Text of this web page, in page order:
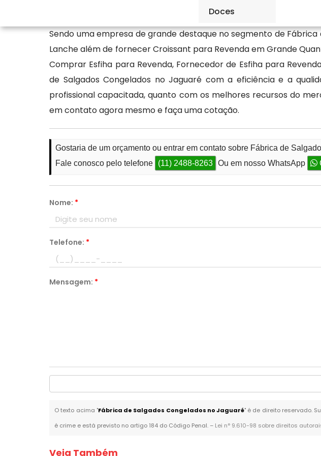
Doces
Sendo uma empresa de grande destaque no segmento de
Lanche além de fornecer Croissant para Revenda em Grande
Comprar Esfiha para Revenda, Fornecedor de Esfiha para
de Salgados Congelados no Jaguaré com a eficiência e a
profissional capacitada, quanto com os melhores recursos do
em contato agora mesmo e faça uma cotação.
Gostaria de um orçamento ou entrar em contato sobre Fábrica de
Fale conosco pelo telefone
(11) 2488-8263 Ou em nosso WhatsApp
Nome: *
Telefone: *
Mensagem: *
O texto acima "Fábrica de Salgados Congelados no Jaguaré" é de direito reservado.
é crime e está previsto no artigo 184 do Código Penal. – Lei n° 9.610-98 sobre direitos
Veja Também